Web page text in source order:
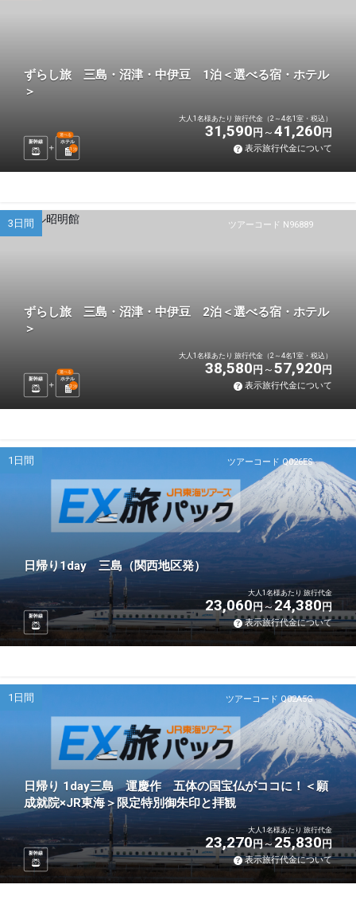
ずらし旅 三島・沼津・中伊豆 1泊＜選べる宿・ホテル
＞
新幹線 ホテル
選べる
1 泊
大人1名様あたり 旅行代金（2～4名1室・税込）
31,590 円 41,260 円
表示旅行代金について
ツアーコード N96889
3日間
ずらし旅 三島・沼津・中伊豆 2泊＜選べる宿・ホテル
＞
新幹線 ホテル
選べる
2泊
大人1名様あたり 旅行代金（2～4名1室・税込）
38,580 円 57,920 円
表示旅行代金について
ツアーコード Q026ES
1日間
日帰り1day 三島（関西地区発）
新幹線
大人1名様あたり 旅行代金
23,060円 24,380円
表示旅行代金について
ツアーコード Q02A5G
1日間
日帰り 1day三島 運慶作 五体の国宝仏がココに！＜願
成就院×JR東海＞限定特別御朱印と拝観
新幹線
大人1名様あたり 旅行代金
23,270円 25,830円
表示旅行代金について